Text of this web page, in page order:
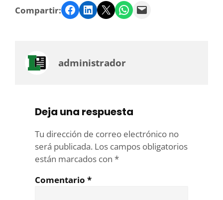
Compartir: Facebook LinkedIn Twitter WhatsApp Email
administrador
Deja una respuesta
Tu dirección de correo electrónico no
será publicada. Los campos obligatorios
están marcados con *
Comentario *